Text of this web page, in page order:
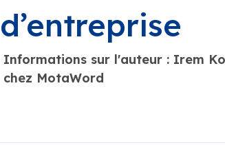
d’entreprise
Informations sur l'auteur : Irem
chez MotaWord